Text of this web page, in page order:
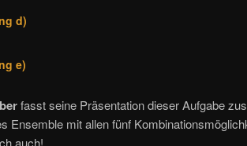
d)
Phénix 2020, 2.
e)
Yoav Ben-Zvi
fasst seine Präsentation dieser Aufgabe
Ensemble mit allen fünf
auch!